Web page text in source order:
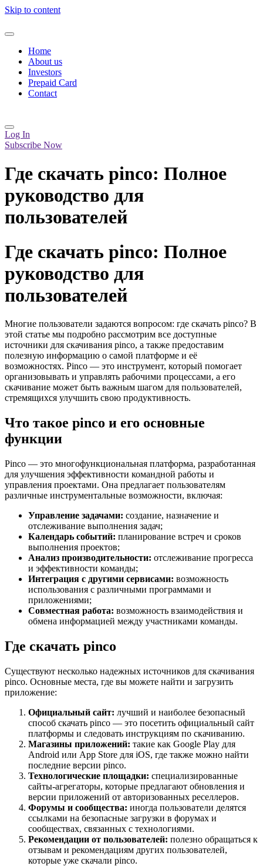
Skip to content
Home
About us
Investors
Prepaid Card
Contact
Log In
Subscribe Now
Где скачать pinco: Полное
руководство для
пользователей
Где скачать pinco: Полное
руководство для
пользователей
Многие пользователи задаются вопросом: где скачать pinco? В
этой статье мы подробно рассмотрим все доступные
источники для скачивания pinco, а также предоставим
полезную информацию о самой платформе и её
возможностях. Pinco — это инструмент, который помогает
организовывать и управлять рабочими процессами, а его
скачивание может быть важным шагом для пользователей,
стремящихся улучшить свою продуктивность.
Что такое pinco и его основные
функции
Pinco — это многофункциональная платформа, разработанная
для улучшения эффективности командной работы и
управления проектами. Она предлагает пользователям
различные инструментальные возможности, включая:
Управление задачами: создание, назначение и
отслеживание выполнения задач;
Календарь событий: планирование встреч и сроков
выполнения проектов;
Анализ производительности: отслеживание прогресса
и эффективности команды;
Интеграция с другими сервисами: возможность
использования с различными программами и
приложениями;
Совместная работа: возможность взаимодействия и
обмена информацией между участниками команды.
Где скачать pinco
Существуют несколько надежных источников для скачивания
pinco. Основные места, где вы можете найти и загрузить
приложение:
Официальный сайт: лучший и наиболее безопасный
способ скачать pinco — это посетить официальный сайт
платформы и следовать инструкциям по скачиванию.
Магазины приложений: такие как Google Play для
Android или App Store для iOS, где также можно найти
последние версии pinco.
Технологические площадки: специализированные
сайты-агрегаторы, которые предлагают обновления и
версии приложений от авторизованных реселлеров.
Форумы и сообщества: иногда пользователи делятся
ссылками на безопасные загрузки в форумах и
сообществах, связанных с технологиями.
Рекомендации от пользователей: полезно обращаться к
отзывам и рекомендациям других пользователей,
которые уже скачали pinco.